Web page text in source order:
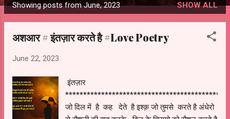
Posts
Showing posts from June, 2023 SHOW ALL
अशआर # इंतज़ार करते है #Love Poetry
June 22, 2023
इंतज़ार
जो दिल में है कह देते है इश्क़ जो तुमसे करते है अंधेरो